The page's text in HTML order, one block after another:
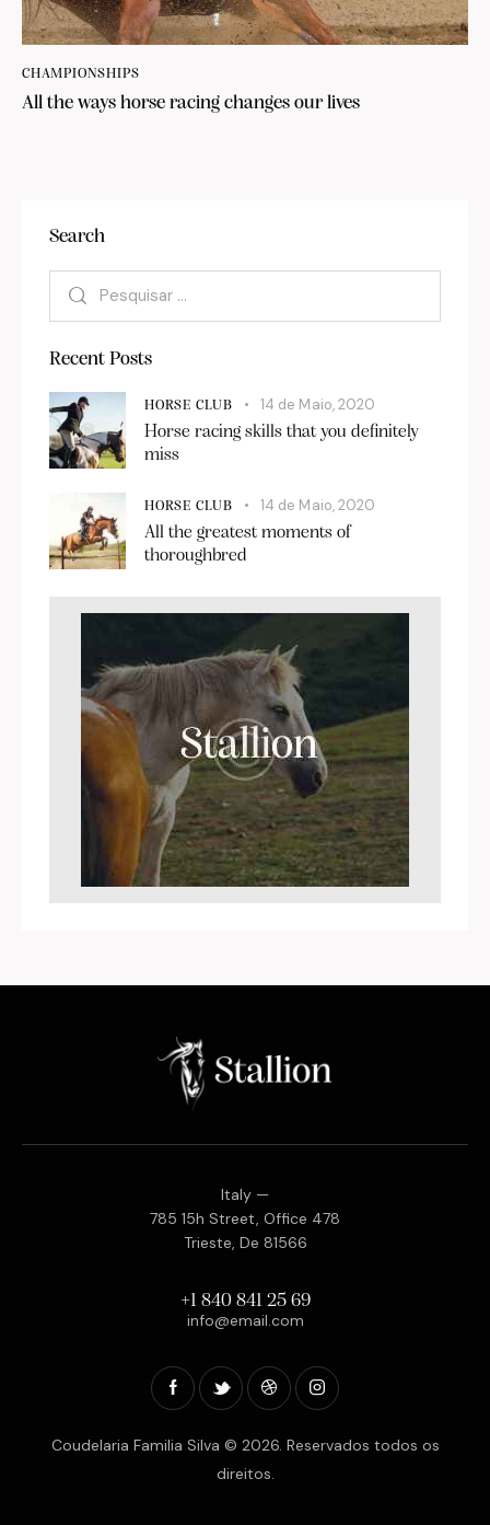
CHAMPIONSHIPS
All the ways horse racing changes our lives
Search
Recent Posts
HORSE CLUB
14 de Maio, 2020
Horse racing skills that you definitely
miss
HORSE CLUB
14 de Maio, 2020
All the greatest moments of
thoroughbred
Italy —
785 15h Street, Office 478
Trieste, De 81566
+1 840 841 25 69
info@email.com
Coudelaria Familia Silva © 2026. Reservados todos os
direitos.